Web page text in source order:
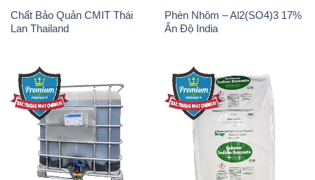
Chất Bảo Quản CMIT Thái
Lan Thailand
Phèn Nhôm – Al2(SO4)3 17%
Ấn Độ India